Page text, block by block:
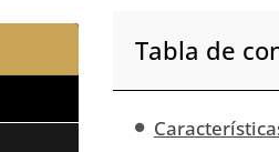
Tabla de